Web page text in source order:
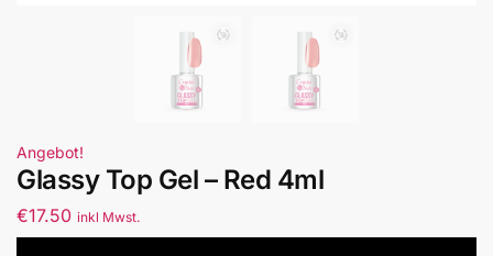
Angebot!
Glassy Top Gel – Red 4ml
€17.50 inkl Mwst.